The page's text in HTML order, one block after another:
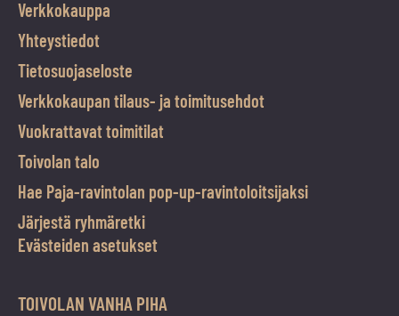
Verkkokauppa
Yhteystiedot
Tietosuojaseloste
Verkkokaupan tilaus- ja toimitusehdot
Vuokrattavat toimitilat
Toivolan talo
Hae Paja-ravintolan pop-up-ravintoloitsijaksi
Järjestä ryhmäretki
Evästeiden asetukset
TOIVOLAN VANHA PIHA